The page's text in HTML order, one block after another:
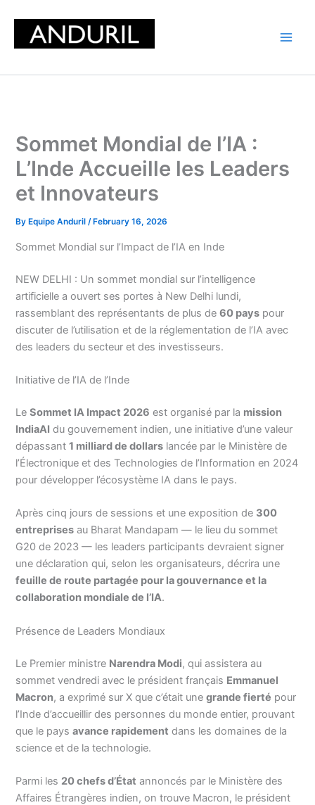
content
Sommet Mondial de l’IA :
L’Inde Accueille les Leaders
et Innovateurs
By Equipe Anduril/ February 16, 2026
Sommet Mondial sur l’Impact de l’IA en Inde
NEW DELHI : Un sommet mondial sur l’intelligence
artificielle a ouvert ses portes à New Delhi lundi,
rassemblant des représentants de plus de60 pays pour
discuter de l’utilisation et de la réglementation de l’IA avec
des leaders du secteur et des investisseurs.
Initiative de l’IA de l’Inde
LeSommet IA Impact 2026 est organisé par la mission
IndiaAI du gouvernement indien, une initiative d’une valeur
dépassant1 milliard de dollars lancée par le Ministère de
l’Électronique et des Technologies de l’Information en 2024
pour développer l’écosystème IA dans le pays.
Après cinq jours de sessions et une exposition de 300
entreprises au Bharat Mandapam — le lieu du sommet
G20 de 2023 — les leaders participants devraient signer
une déclaration qui, selon les organisateurs, décrira une
feuille de route partagée pour la gouvernance et la
collaboration mondiale de l’IA.
Présence de Leaders Mondiaux
Le Premier ministre Narendra Modi, qui assistera au
sommet vendredi avec le président français Emmanuel
Macron, a exprimé sur X que c’était unegrande fierté pour
l’Inde d’accueillir des personnes du monde entier, prouvant
que le paysavance rapidement dans les domaines de la
science et de la technologie.
Parmi les 20 chefs d’État annoncés par le Ministère des
Affaires Étrangères indien, on trouve Macron, le président